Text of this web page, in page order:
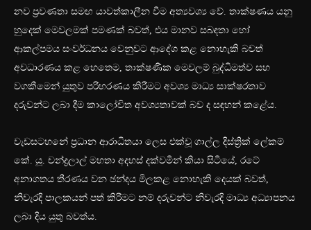
නව ප්‍රවණතා සමඟ යාවත්කාලීන වීම අත්‍යවශ්‍ය වේ. තාක්ෂණය යනු
හුදෙක් මෙවලමක් පමණක් බවත්, එය මානව සබඳතා හෝ
ආකල්පමය සංවර්ධනය වෙනුවට ආදේශ කළ නොහැකි බවත්
අවධාරණය කළ හෙතෙම, තාක්ෂණික මෙවලම් බුද්ධිමත්ව සහ
වගකීමෙන් යුතුව පරිහරණය කිරීමට අවශ්‍ය මාධ්‍ය සාක්ෂරතාව
දරුවන්ට ලබා දීම කාලෝචිත අවශ්‍යතාවක් බව ද සඳහන් කළේය.
වැඩසටහනේ ප්‍රධාන ආරාධිතයා ලෙස එක්වූ ගාල්ල දිස්ත්‍රික් ලේකම්
කේ. යූ. චන්ද්‍රලාල් මහතා අදහස් දක්වමින් කියා සිටියේ, රටේ
අනාගතය තීරණය වන ඡන්දය මිලකළ නොහැකි දෙයක් බවත්,
නිවැරදි පාලකයන් පත් කිරීමට නම් දරුවන්ට නිවැරදි මාධ්‍ය අධ්‍යාපනය
ලබා දිය යුතු බවත්ය.